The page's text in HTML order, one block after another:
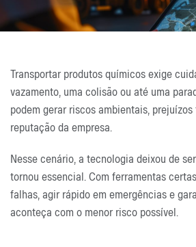
Transportar produtos químicos exige
vazamento, uma colisão ou até uma
podem gerar riscos ambientais,
reputação da empresa.
Nesse cenário, a tecnologia deixou de
tornou essencial. Com ferramentas
falhas, agir rápido em emergências e
aconteça com o menor risco possível.